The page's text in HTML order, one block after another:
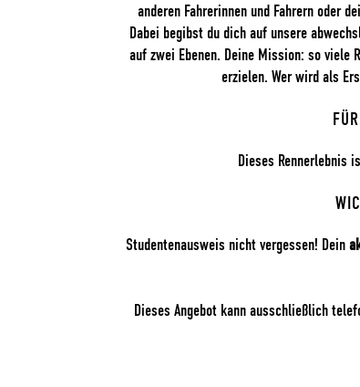
anderen Fahrerinnen und Fahrern oder
Dabei begibst du dich auf unsere
auf zwei Ebenen. Deine Mission: so viele
erzielen. Wer wird als
Dieses Rennerlebnis
Studentenausweis nicht vergessen! Dein
Dieses Angebot kann ausschließlich